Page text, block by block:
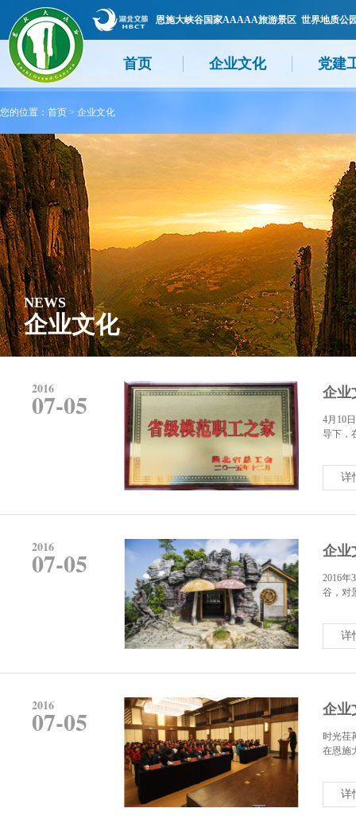
恩施大峡谷国家AAAAA旅游景区 世界地质公
首页 企业文化 党建
您的位置： 首页 > 企业文化
NEWS
企业文化
2016
07-05 企业
4月10
导下，
详
2016
07-05 企业
2016年
谷，对
详
2016
07-05 企业
时光荏
在恩施
详